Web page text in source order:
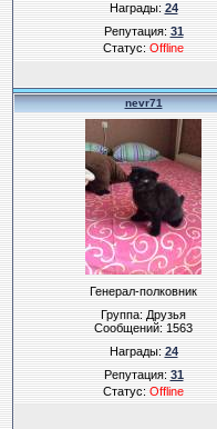
Награды:24
Репутация:31
Статус:Offline
nevr71
Генерал-полковник
Группа: Друзья
Сообщений:1563
Награды:24
Репутация:31
Статус:Offline